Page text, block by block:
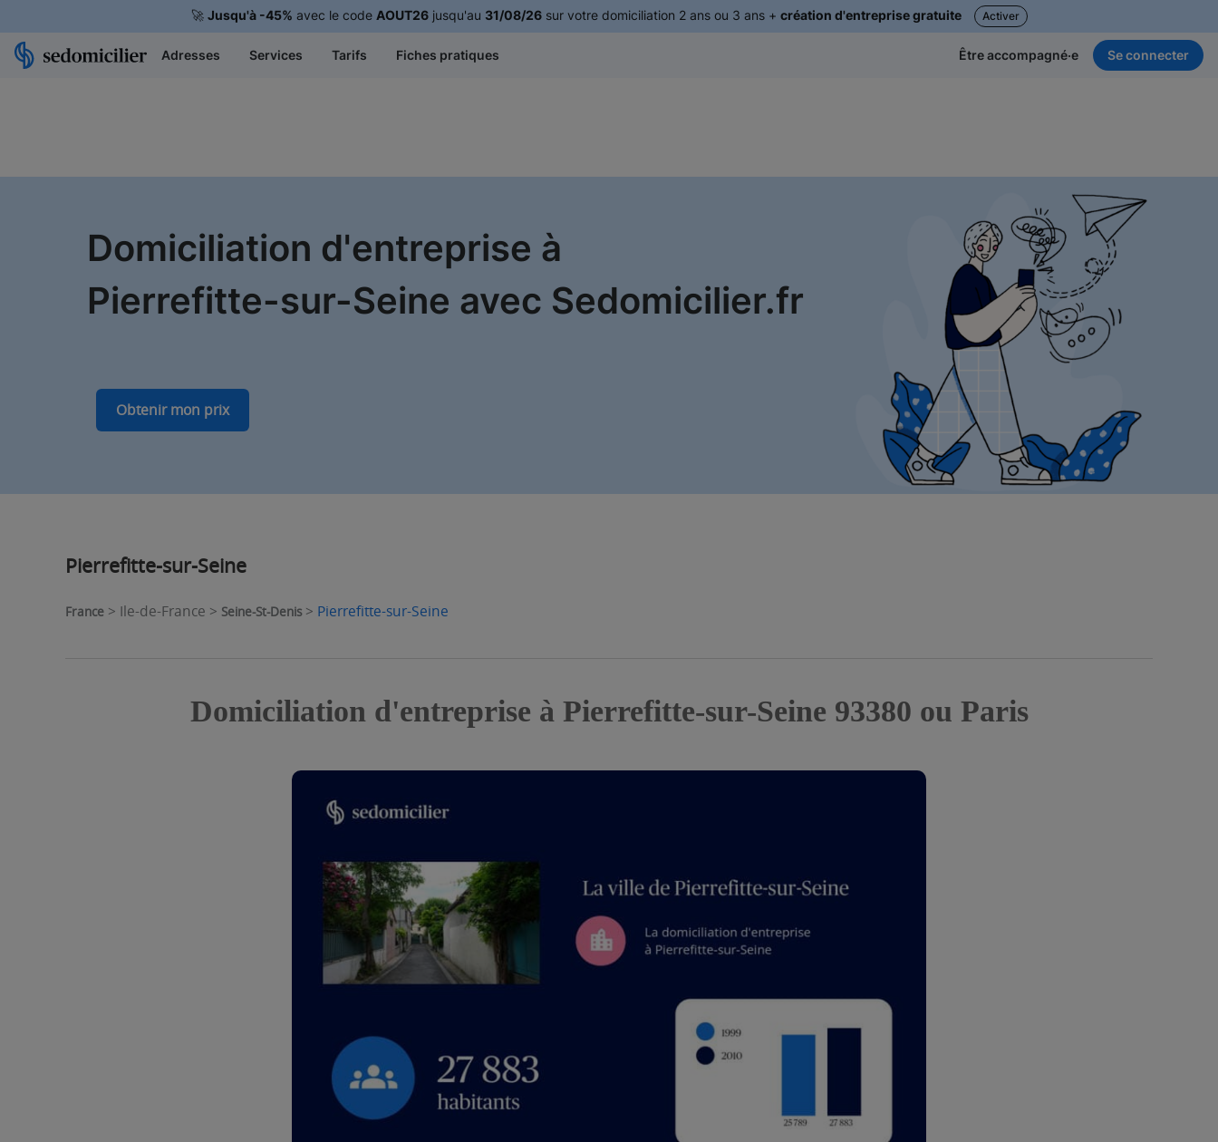
🚀 Jusqu'à -45% avec le code AOUT26jusqu'au 31/08/26sur votre domiciliation 2 ans ou 3 ans + création d'entreprise gratuite Activer
Adresses Services Tarifs Fiches pratiques Être accompagné·e Se connecter
Domiciliation d'entreprise à
Pierrefitte-sur-Seine avec Sedomicilier.fr
Obtenir mon prix
Pierrefitte-sur-Seine
France > Ile-de-France > Seine-St-Denis> Pierrefitte-sur-Seine
Domiciliation d'entreprise à Pierrefitte-sur-Seine 93380 ou Paris